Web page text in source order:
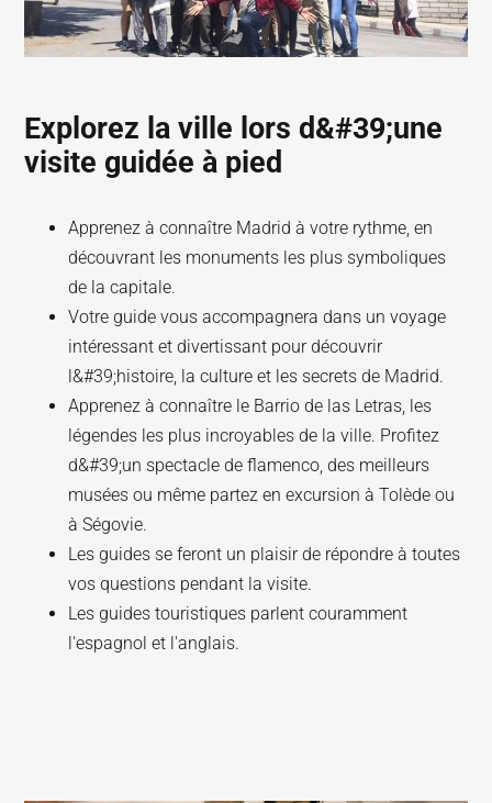
Explorez la ville lors d&#39;une
visite guidée à pied
Apprenez à connaître Madrid à votre rythme, en
découvrant les monuments les plus symboliques
de la capitale.
Votre guide vous accompagnera dans un voyage
intéressant et divertissant pour découvrir
l&#39;histoire, la culture et les secrets de Madrid.
Apprenez à connaître le Barrio de las Letras, les
légendes les plus incroyables de la ville. Profitez
d&#39;un spectacle de flamenco, des meilleurs
musées ou même partez en excursion à Tolède ou
à Ségovie.
Les guides se feront un plaisir de répondre à toutes
vos questions pendant la visite.
Les guides touristiques parlent couramment
l'espagnol et l'anglais.